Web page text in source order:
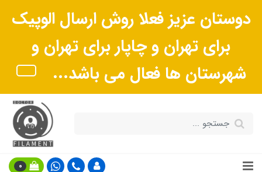
دوستان عزیز فعلا روش ارسال الوپیک
برای تهران و چاپار برای تهران و
شهرستان ها فعال می باشد...
0